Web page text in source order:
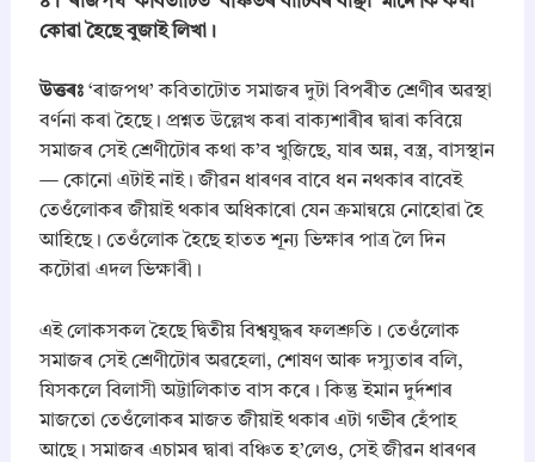
কোৱা হৈছে বুজাই লিখা।
উত্তৰঃ‘ৰাজপথ’ কবিতাটোত সমাজৰ দুটা বিপৰীত শ্ৰেণীৰ অৱস্থা
বৰ্ণনা কৰা হৈছে। প্ৰশ্নত উল্লেখ কৰা বাক্যশাৰীৰ দ্বাৰা কবিয়ে
সমাজৰ সেই শ্ৰেণীটোৰ কথা ক’ব খুজিছে, যাৰ অন্ন, বস্ত্ৰ, বাসস্থান
— কোনো এটাই নাই। জীৱন ধাৰণৰ বাবে ধন নথকাৰ বাবেই
তেওঁলোকৰ জীয়াই থকাৰ অধিকাৰো যেন ক্ৰমান্বয়ে নোহোৱা হৈ
আহিছে। তেওঁলোক হৈছে হাতত শূন্য ভিক্ষাৰ পাত্ৰ লৈ দিন
কটোৱা এদল ভিক্ষাৰী।
​এই লোকসকল হৈছে দ্বিতীয় বিশ্বযুদ্ধৰ ফলশ্ৰুতি। তেওঁলোক
সমাজৰ সেই শ্ৰেণীটোৰ অৱহেলা, শোষণ আৰু দস্যুতাৰ বলি,
যিসকলে বিলাসী অট্টালিকাত বাস কৰে। কিন্তু ইমান দুৰ্দশাৰ
মাজতো তেওঁলোকৰ মাজত জীয়াই থকাৰ এটা গভীৰ হেঁপাহ
আছে। সমাজৰ এচামৰ দ্বাৰা বঞ্চিত হ’লেও, সেই জীৱন ধাৰণৰ